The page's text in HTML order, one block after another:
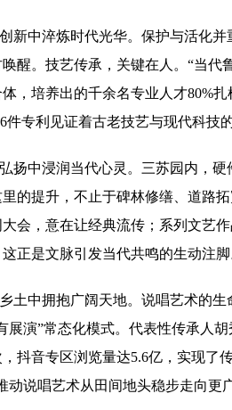
新中淬炼时代光华。保护与活化
醒。技艺传承，关键在人。“当
，培养出的千余名专业人才80%
件专利见证着古老技艺与现代科技
扬中浸润当代心灵。三苏园内，
的提升，不止于碑林修缮、道路
会，意在让经典流传；系列文艺
正是文脉引发当代共鸣的生动注
土中拥抱广阔天地。说唱艺术的
展演”常态化模式。代表性传承人
抖音专区浏览量达5.6亿，实现了
动说唱艺术从田间地头稳步走向更